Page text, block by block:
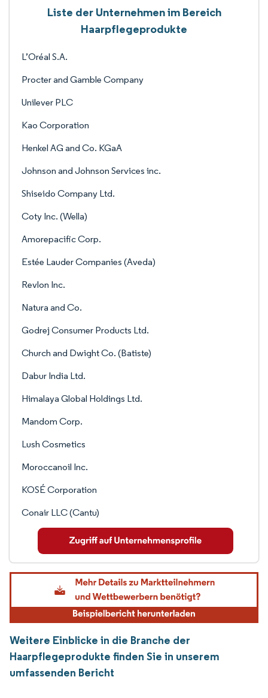
Liste der Unternehmen im Bereich
Haarpflegeprodukte
L’Oréal S.A.
Procter and Gamble Company
Unilever PLC
Kao Corporation
Henkel AG and Co. KGaA
Johnson and Johnson Services inc.
Shiseido Company Ltd.
Coty Inc. (Wella)
Amorepacific Corp.
Estée Lauder Companies (Aveda)
Revlon Inc.
Natura and Co.
Godrej Consumer Products Ltd.
Church and Dwight Co. (Batiste)
Dabur India Ltd.
Himalaya Global Holdings Ltd.
Mandom Corp.
Lush Cosmetics
Moroccanoil Inc.
KOSÉ Corporation
Conair LLC (Cantu)
Weitere Einblicke in die Branche der
Haarpflegeprodukte finden Sie in unserem
umfassenden Bericht